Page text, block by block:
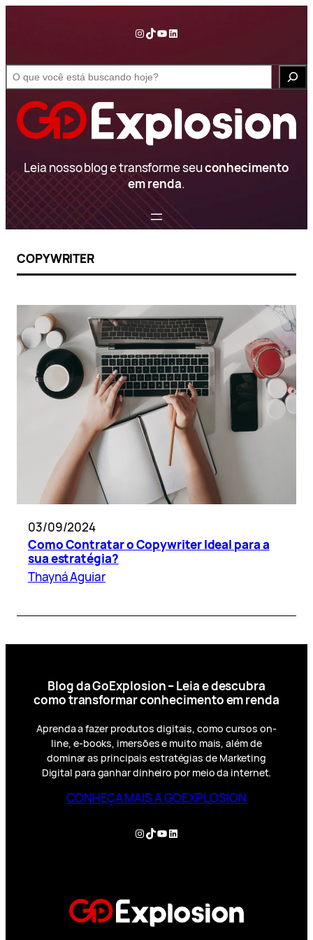
conteúdo
InstagramTikTok YouTube LinkedIn
e
Leia nosso blog e transforme seuconhecimento
em renda.
COPYWRITER
03/09/2024
Como Contratar o Copywriter Ideal para a
sua estratégia?
Thayná Aguiar
Blog da GoExplosion – Leia e descubra
como transformar conhecimento em renda
Aprenda a fazer produtos digitais, como cursos on-
line, e-books, imersões e muito mais, além de
dominar as principais estratégias de Marketing
Digital para ganhar dinheiro por meio da internet.
CONHEÇA MAIS A GOEXPLOSION
Instagram
TikTok
YouTube
LinkedIn